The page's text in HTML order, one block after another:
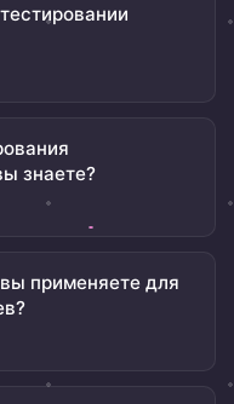
знаете?
применяете для